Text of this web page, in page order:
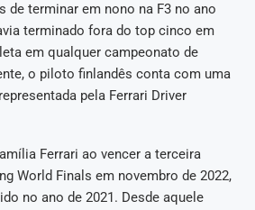
de terminar em nono na F3 no ano
terminado fora do top cinco em
em qualquer campeonato de
o piloto finlandês conta com uma
pela Ferrari Driver
Ferrari ao vencer a terceira
World Finals em novembro de 2022,
no ano de 2021. Desde aquele